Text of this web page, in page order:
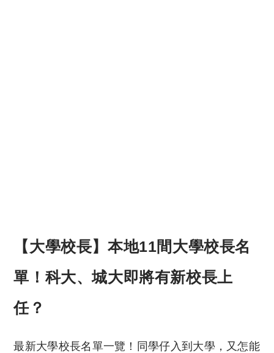
【大學校長】本地11間大學校長名
單！科大、城大即將有新校長上
任？
最新大學校長名單一覽！同學仔入到大學，又怎能